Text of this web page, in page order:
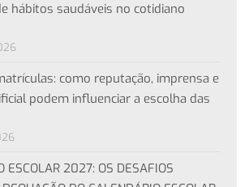
hábitos saudáveis no cotidiano
como reputação, imprensa e
podem influenciar a escolha das
ESCOLAR 2027: OS DESAFIOS